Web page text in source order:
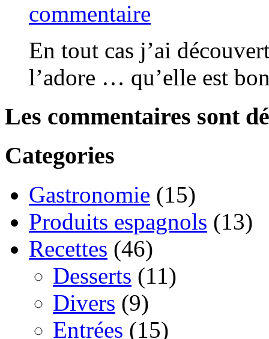
commentaire
En tout cas j’ai
l’adore … qu’elle est
Les commentaires sont
Categories
Gastronomie (15)
Produits espagnols (13)
Recettes (46)
Desserts (11)
Divers (9)
Entrées (15)